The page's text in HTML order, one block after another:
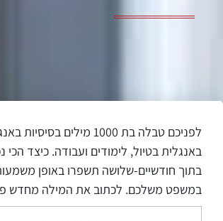
לפניכם טבלה בת
בתוך חודשיים-שלושה תשפרו באופן
במשפט משלכם. לכתוב את המילה מחדש